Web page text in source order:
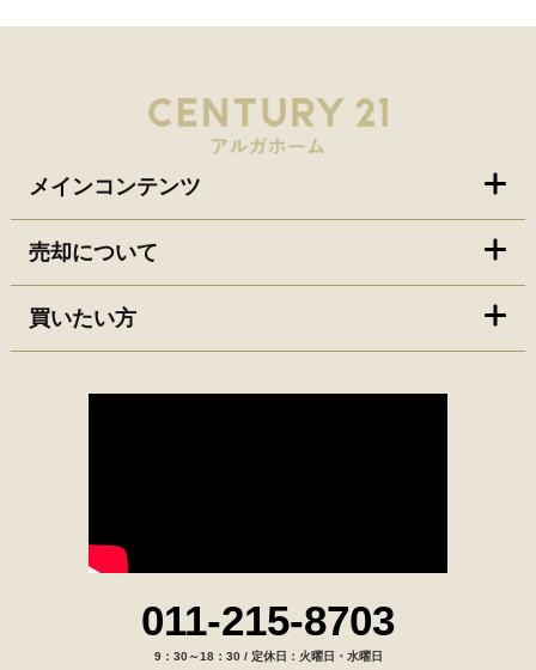
メインコンテンツ
売却について
買いたい方
011-215-8703
9：30～18：30 / 定休日：火曜日・水曜日